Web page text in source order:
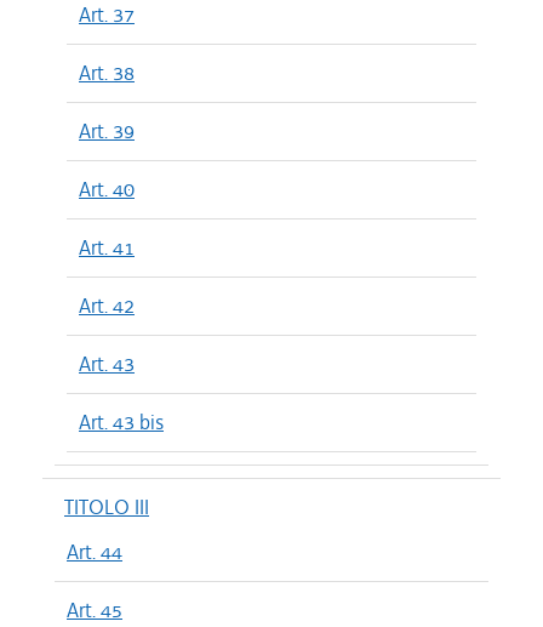
Art. 37
Art. 38
Art. 39
Art. 40
Art. 41
Art. 42
Art. 43
Art. 43 bis
TITOLO III
Art. 44
Art. 45